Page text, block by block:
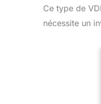
Ce type de
nécessite un